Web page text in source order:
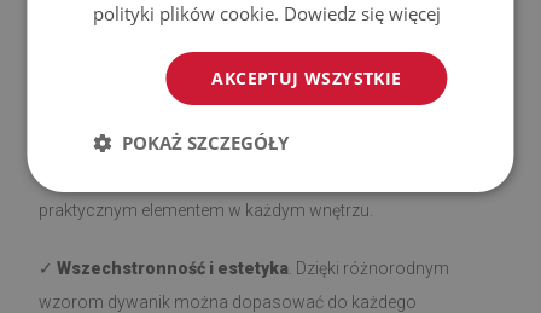
pokryto silikonem, aby zapobiec przesuwaniu się, co
zwiększa komfort użytkowania. Przed rozłożeniem upewnij
się, że powierzchnia jest gładka, czysta i sucha.
Łatwe utrzymanie czystości. Miękkie, krótkie włosie
praktycznym elementem w każdym wnętrzu.
✓ Wszechstronność i estetyka . Dzięki różnorodnym
wzorom dywanik można dopasować do każdego
polityki plików cookie. Dowiedz się więcej
AKCEPTUJ WSZYSTKIE
POKAŻ SZCZEGÓŁY